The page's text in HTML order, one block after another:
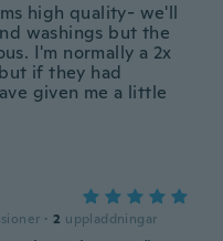
high quality- we'll
washings but the
I'm normally a 2x
if they had
given me a little
· 2 uppladdningar